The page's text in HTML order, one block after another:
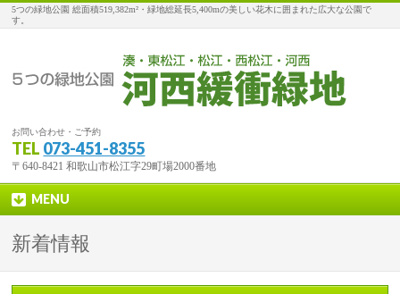
5つの緑地公園 総面積519,382m²・緑地総延長5,400mの美しい花木に囲まれた広大な公園で
す。
お問い合わせ・ご予約
TEL 073-451-8355
〒640-8421 和歌山市松江字29町場2000番地
MENU
新着情報